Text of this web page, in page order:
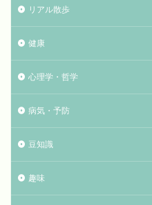
リアル散歩
健康
心理学・哲学
病気・予防
豆知識
趣味